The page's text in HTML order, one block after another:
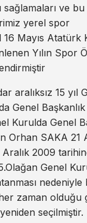
sağlamaları ve bu
yerel spor
Mayıs Atatürk
Yılın Spor
aralıksız 15 yıl
Genel
Kurulda Genel
Orhan SAKA 21
2009
Genel
nedeniyle
zaman olduğu
seçilmiştir.